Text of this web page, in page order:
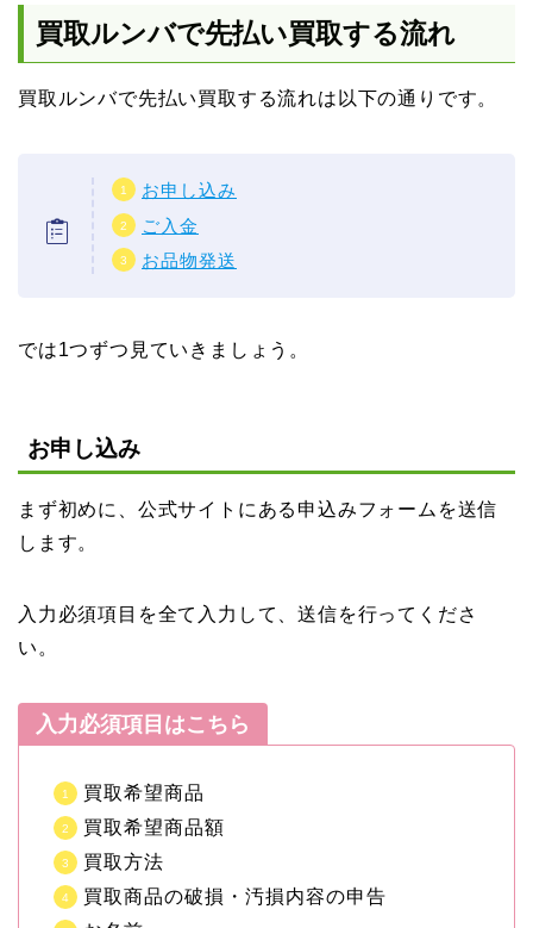
買取ルンバで先払い買取する流れ
買取ルンバで先払い買取する流れは以下の通りです。
お申し込み
ご入金
お品物発送
では1つずつ見ていきましょう。
お申し込み
まず初めに、公式サイトにある申込みフォームを送信
します。
入力必須項目を全て入力して、送信を行ってくださ
い。
入力必須項目はこちら
買取希望商品
買取希望商品額
買取方法
買取商品の破損・汚損内容の申告